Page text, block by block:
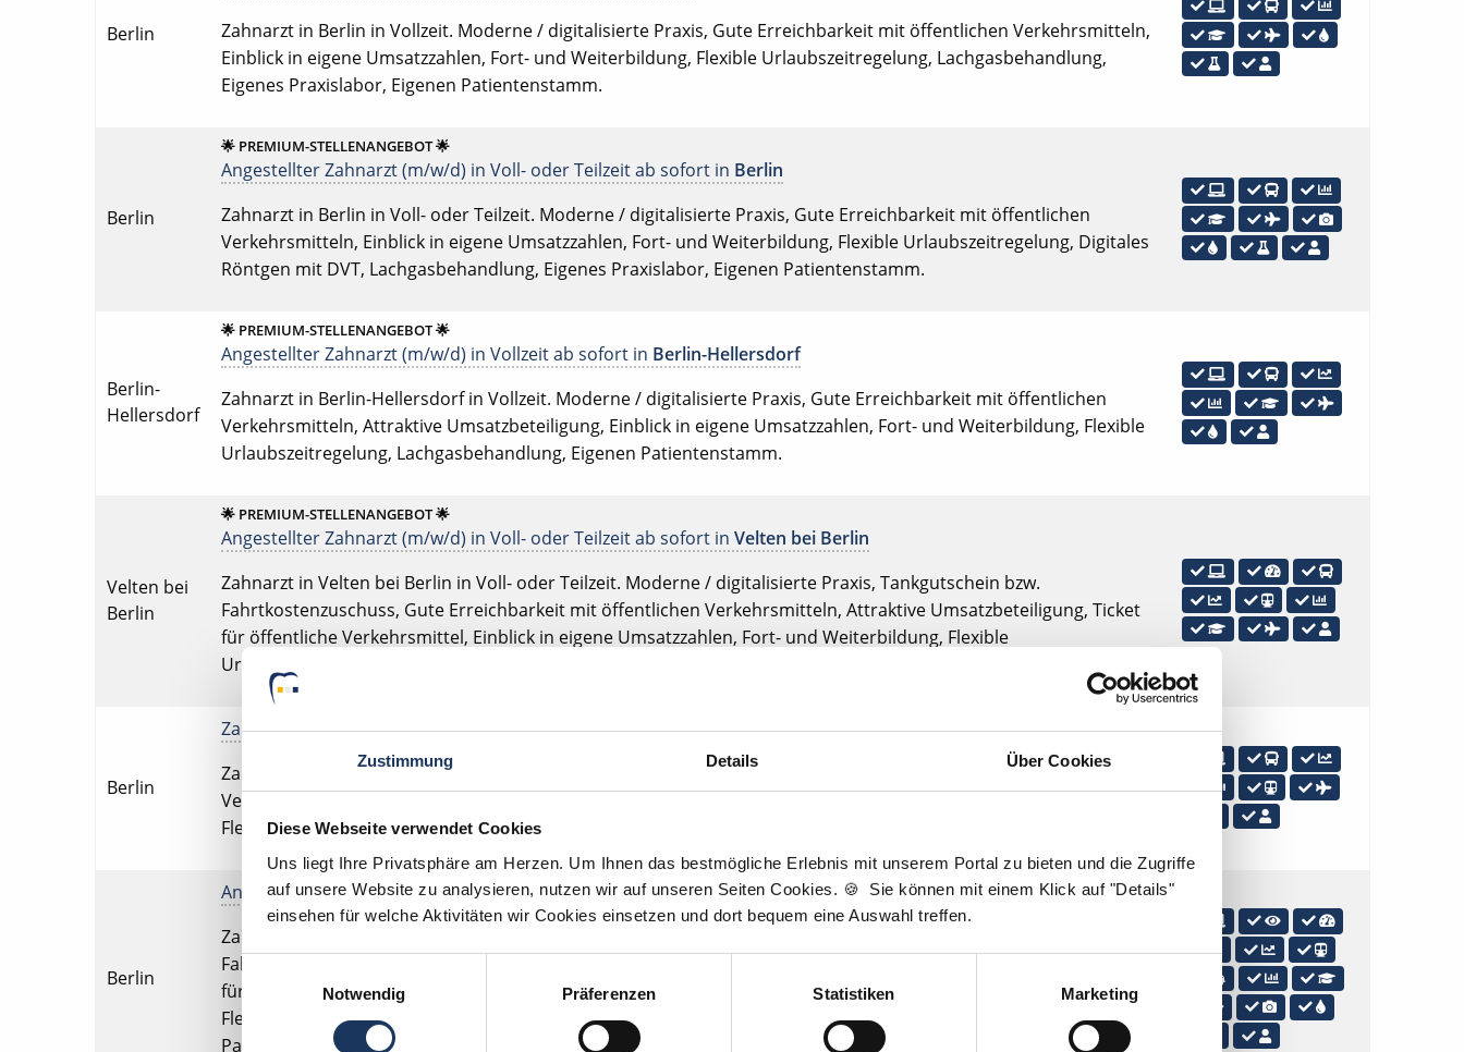
Zustimmung Details Über Cookies
Diese Webseite verwendet Cookies
Uns liegt Ihre Privatsphäre am Herzen. Um Ihnen das bestmögliche Erlebnis mit unserem Portal zu bieten und die Zugriffe
auf unsere Website zu analysieren, nutzen wir auf unseren Seiten Cookies. 🍪 Sie können mit einem Klick auf "Details"
einsehen für welche Aktivitäten wir Cookies einsetzen und dort bequem eine Auswahl treffen.
Notwendig
Präferenzen Statistiken Marketing
Berlin
Zahnarzt in Berlin in Vollzeit. Moderne / digitalisierte Praxis, Gute Erreichbarkeit mit öffentlichen Verkehrsmitteln,
Einblick in eigene Umsatzzahlen, Fort- und Weiterbildung, Flexible Urlaubszeitregelung, Lachgasbehandlung,
Eigenes Praxislabor, Eigenen Patientenstamm.
Berlin
🌟 PREMIUM-STELLENANGEBOT 🌟
Angestellter Zahnarzt (m/w/d) in Voll- oder Teilzeit ab sofort in Berlin
Zahnarzt in Berlin in Voll- oder Teilzeit. Moderne / digitalisierte Praxis, Gute Erreichbarkeit mit öffentlichen
Verkehrsmitteln, Einblick in eigene Umsatzzahlen, Fort- und Weiterbildung, Flexible Urlaubszeitregelung, Digitales
Röntgen mit DVT, Lachgasbehandlung, Eigenes Praxislabor, Eigenen Patientenstamm.
Berlin-
Hellersdorf
🌟 PREMIUM-STELLENANGEBOT 🌟
Angestellter Zahnarzt (m/w/d) in Vollzeit ab sofort in Berlin-Hellersdorf
Zahnarzt in Berlin-Hellersdorf in Vollzeit. Moderne / digitalisierte Praxis, Gute Erreichbarkeit mit öffentlichen
Verkehrsmitteln, Attraktive Umsatzbeteiligung, Einblick in eigene Umsatzzahlen, Fort- und Weiterbildung, Flexible
Urlaubszeitregelung, Lachgasbehandlung, Eigenen Patientenstamm.
Velten bei
Berlin
🌟 PREMIUM-STELLENANGEBOT 🌟
Angestellter Zahnarzt (m/w/d) in Voll- oder Teilzeit ab sofort in Velten bei Berlin
Zahnarzt in Velten bei Berlin in Voll- oder Teilzeit. Moderne / digitalisierte Praxis, Tankgutschein bzw.
Fahrtkostenzuschuss, Gute Erreichbarkeit mit öffentlichen Verkehrsmitteln, Attraktive Umsatzbeteiligung, Ticket
für öffentliche Verkehrsmittel, Einblick in eigene Umsatzzahlen, Fort- und Weiterbildung, Flexible
Urlaubszeitregelung, Eigenen Patientenstamm.
Berlin
Zahnarzt (m/w/d) in Vollzeit ab sofort inBerlin
Zahnarzt in Berlin in Vollzeit, Festanstellung. Moderne / digitalisierte Praxis, Gute Erreichbarkeit mit öffentlichen
Verkehrsmitteln, Attraktive Umsatzbeteiligung, Option auf Partnerschaft, Ticket für öffentliche Verkehrsmittel,
Flexible Urlaubszeitregelung, Eigenes Praxislabor, Eigenen Patientenstamm.
Berlin
Angestellter Zahnarzt (m/w/d) in Voll- oder Teilzeit ab sofort inBerlin
Zahnarzt in Berlin in Voll- oder Teilzeit. Moderne / digitalisierte Praxis, OP-Mikroskop, Tankgutschein bzw.
Fahrtkostenzuschuss, Gute Erreichbarkeit mit öffentlichen Verkehrsmitteln, Attraktive Umsatzbeteiligung, Ticket
für öffentliche Verkehrsmittel, Zuschuss bei Umzug, Einblick in eigene Umsatzzahlen, Fort- und Weiterbildung,
Flexible Urlaubszeitregelung, Digitales Röntgen mit DVT, Lachgasbehandlung, Eigenes Praxislabor, Eigenen
Patientenstamm.